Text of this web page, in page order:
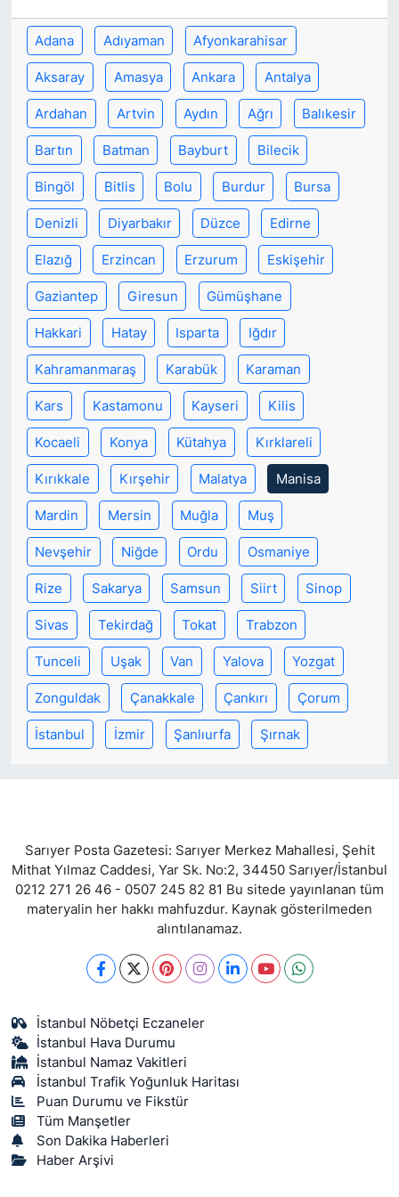
Adana Adıyaman Afyonkarahisar
Aksaray Amasya Ankara Antalya
Ardahan Artvin Aydın Ağrı Balıkesir
Bartın Batman Bayburt Bilecik
Bingöl Bitlis Bolu Burdur Bursa
Denizli Diyarbakır Düzce Edirne
Elazığ Erzincan Erzurum Eskişehir
Gaziantep Giresun Gümüşhane
Hakkari Hatay Isparta Iğdır
Kahramanmaraş Karabük Karaman
Kars Kastamonu Kayseri Kilis
Kocaeli Konya Kütahya Kırklareli
Kırıkkale Kırşehir Malatya Manisa
Mardin Mersin Muğla Muş
Nevşehir Niğde Ordu Osmaniye
Rize Sakarya Samsun Siirt Sinop
Sivas Tekirdağ Tokat Trabzon
Tunceli Uşak Van Yalova Yozgat
Zonguldak Çanakkale Çankırı Çorum
İstanbul İzmir Şanlıurfa Şırnak
Sarıyer Posta Gazetesi: Sarıyer Merkez Mahallesi, Şehit
Mithat Yılmaz Caddesi, Yar Sk. No:2, 34450 Sarıyer/İstanbul
0212 271 26 46 - 0507 245 82 81 Bu sitede yayınlanan tüm
materyalin her hakkı mahfuzdur. Kaynak gösterilmeden
alıntılanamaz.
İstanbul Nöbetçi Eczaneler
İstanbul Hava Durumu
İstanbul Namaz Vakitleri
İstanbul Trafik Yoğunluk Haritası
Puan Durumu ve Fikstür
Tüm Manşetler
Son Dakika Haberleri
Haber Arşivi
SİYASET
SON DAKİKA HABERİ
SPOR
TEKNOLOJİ
TÜRKİYE VE DÜNYA GÜNDEMİ
VİDEO GALERİ
YAŞAM